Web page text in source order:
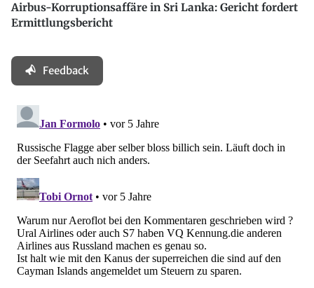
Airbus-Korruptionsaffäre in Sri Lanka: Gericht fordert
Ermittlungsbericht
Feedback